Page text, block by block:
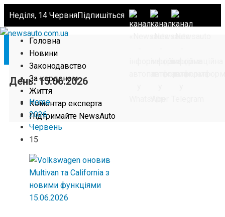
Неділя, 14 ЧервняПідпишіться
Головна
Новини
Законодавство
За кордоном
Життя
Коментар експерта
Підтримайте NewsAuto
День:15.06.2026
Home
2026
Червень
15
15.06.2026